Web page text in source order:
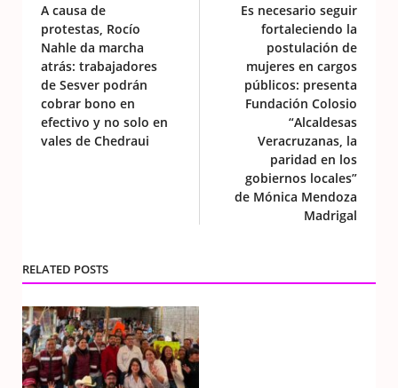
A causa de
protestas, Rocío
Nahle da marcha
atrás: trabajadores
de Sesver podrán
cobrar bono en
efectivo y no solo en
vales de Chedraui
Es necesario seguir
fortaleciendo la
postulación de
mujeres en cargos
públicos: presenta
Fundación Colosio
“Alcaldesas
Veracruzanas, la
paridad en los
gobiernos locales”
de Mónica Mendoza
Madrigal
RELATED POSTS